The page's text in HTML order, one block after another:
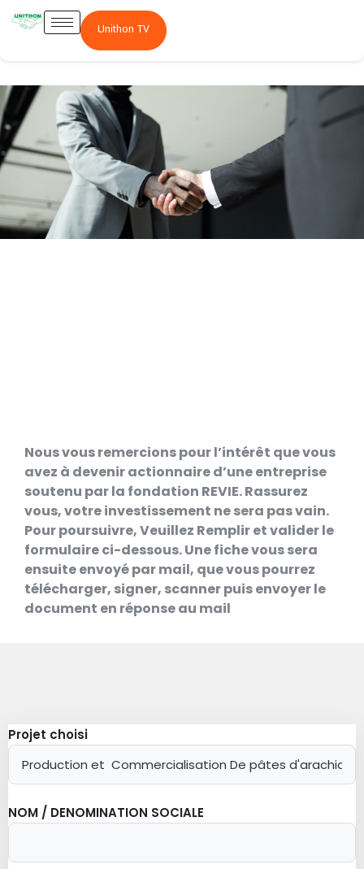
Unithon TV
Actionnariat
Nous vous remercions pour l’intérêt que vous
avez à devenir actionnaire d’une entreprise
soutenu par la fondation REVIE. Rassurez
vous, votre investissement ne sera pas vain.
Pour poursuivre, Veuillez Remplir et valider le
formulaire ci-dessous. Une fiche vous sera
ensuite envoyé par mail, que vous pourrez
télécharger, signer, scanner puis envoyer le
document en réponse au mail
Projet choisi
NOM / DENOMINATION SOCIALE